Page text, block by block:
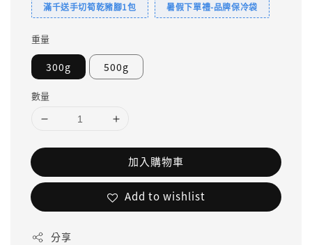
滿千送手切筍乾豬腳1包 暑假下單禮-品牌保冷袋
重量
300g 500g
數量
加入購物車
Add to wishlist
分享